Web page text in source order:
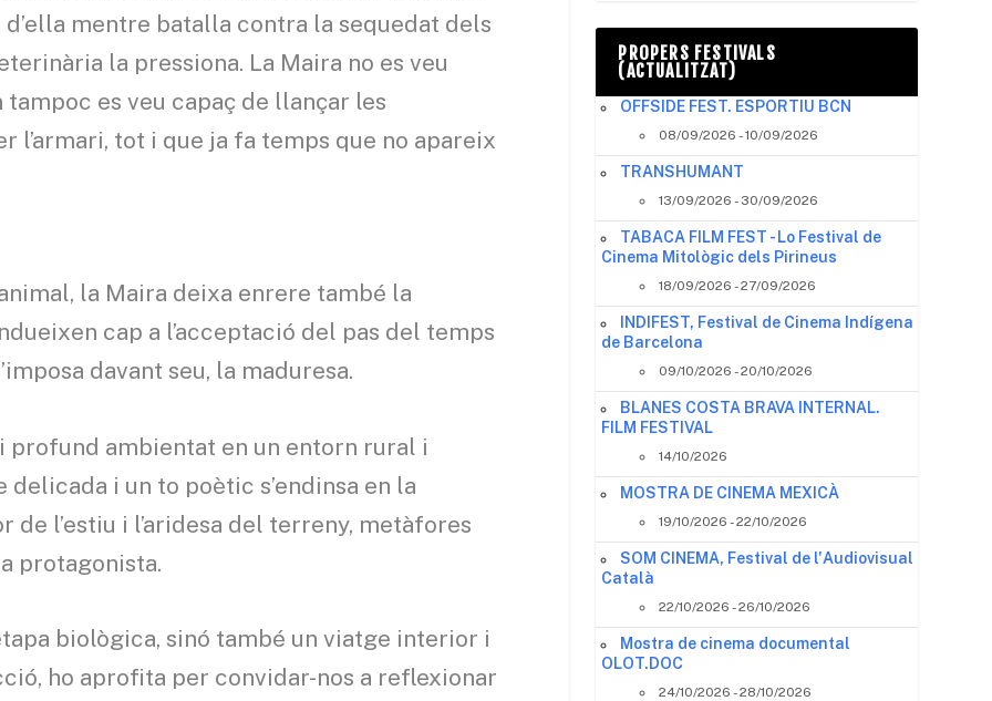
mentre batalla contra la sequedat dels
la pressiona. La Maira no es veu
es veu capaç de llançar les
l’armari, tot i que ja fa temps que no apareix
la Maira deixa enrere també la
cap a l’acceptació del pas del temps
davant seu, la maduresa.
profund ambientat en un entorn rural i
delicada i un to poètic s’endinsa en la
l’estiu i l’aridesa del terreny, metàfores
protagonista.
biològica, sinó també un viatge interior i
ho aprofita per convidar-nos a reflexionar
PROPERS FESTIVALS
(ACTUALITZAT)
OFFSIDE FEST. ESPORTIU BCN
08/09/2026 - 10/09/2026
TRANSHUMANT
13/09/2026 - 30/09/2026
TABACA FILM FEST - Lo Festival de
Cinema Mitològic dels Pirineus
18/09/2026 - 27/09/2026
INDIFEST, Festival de Cinema Indígena
de Barcelona
09/10/2026 - 20/10/2026
BLANES COSTA BRAVA INTERNAL.
FILM FESTIVAL
14/10/2026
MOSTRA DE CINEMA MEXICÀ
19/10/2026 - 22/10/2026
SOM CINEMA, Festival de l'Audiovisual
Català
22/10/2026 - 26/10/2026
Mostra de cinema documental
OLOT.DOC
24/10/2026 - 28/10/2026